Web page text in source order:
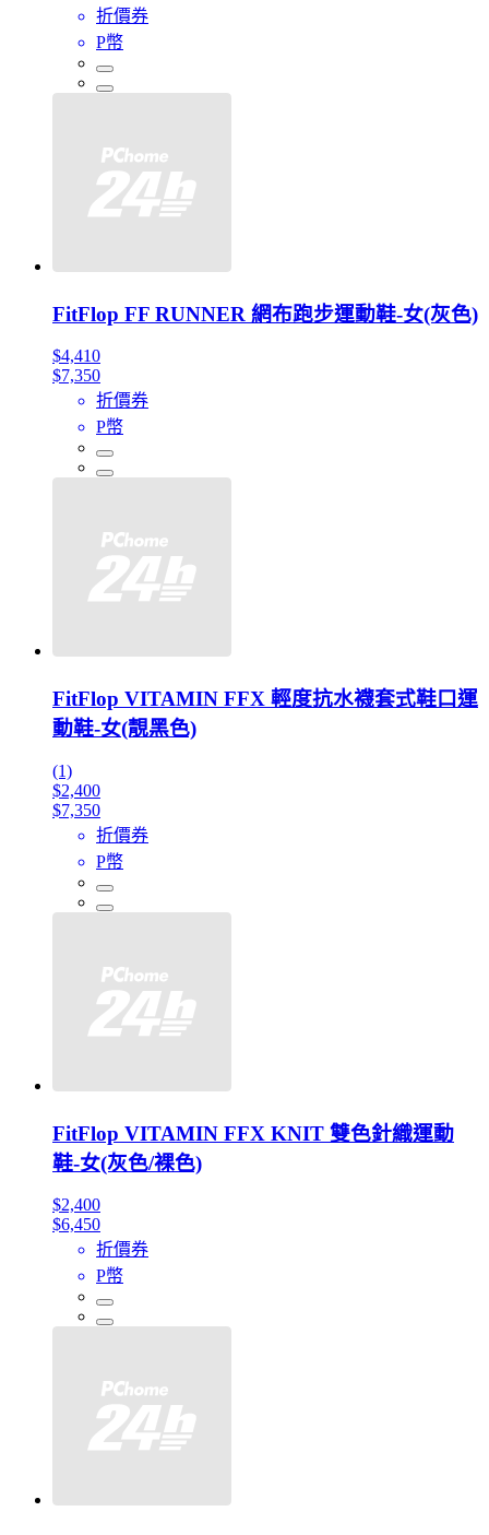
折價券
P幣
FitFlop FF RUNNER 網布跑步運動鞋-女(灰色)
$4,410
$7,350
折價券
P幣
FitFlop VITAMIN FFX 輕度抗水襪套式鞋口運
動鞋-女(靚黑色)
(1)
$2,400
$7,350
折價券
P幣
FitFlop VITAMIN FFX KNIT 雙色針織運動
鞋-女(灰色/裸色)
$2,400
$6,450
折價券
P幣